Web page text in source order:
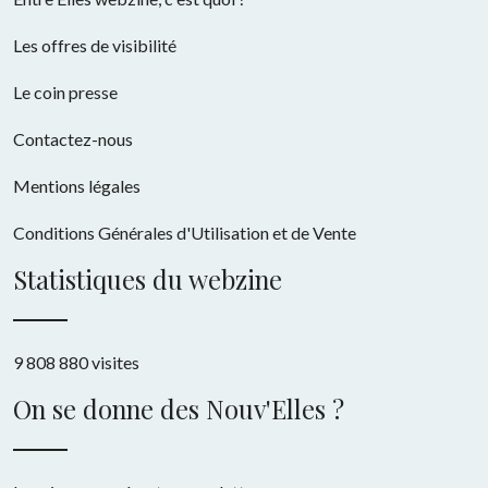
Les offres de visibilité
Le coin presse
Contactez-nous
Mentions légales
Conditions Générales d'Utilisation et de Vente
Statistiques du webzine
9 808 880 visites
On se donne des Nouv'Elles ?